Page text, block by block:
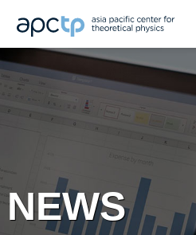
NEWS